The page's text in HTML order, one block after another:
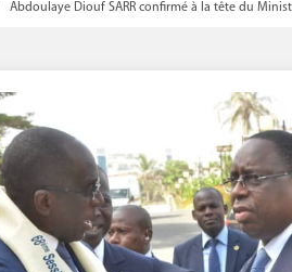
Abdoulaye Diouf SARR confirmé à la tête du